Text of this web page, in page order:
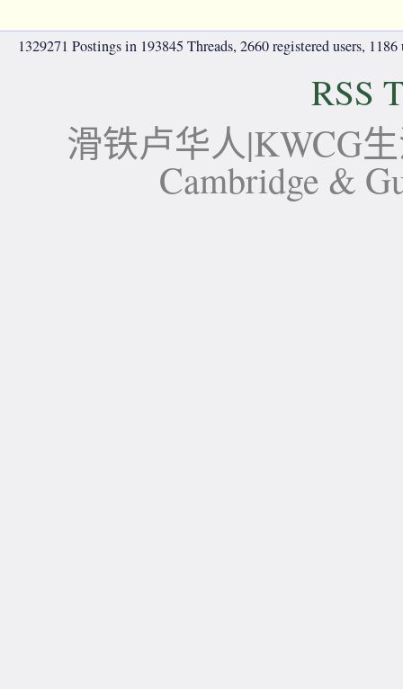
1329271 Postings in 193845 Threads, 2660 registered users,
RSS
滑铁卢华人|KWCG
Cambridge &